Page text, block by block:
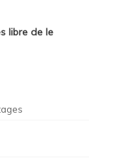
libre de le